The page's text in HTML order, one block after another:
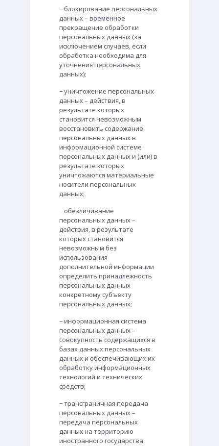
− блокирование персональных
данных – временное
прекращение обработки
персональных данных (за
исключением случаев, если
обработка необходима для
уточнения персональных
данных);
− уничтожение персональных
данных – действия, в
результате которых
становится невозможным
восстановить содержание
персональных данных в
информационной системе
персональных данных и (или) в
результате которых
уничтожаются материальные
носители персональных
данных;
− обезличивание
персональных данных –
действия, в результате
которых становится
невозможным без
использования
дополнительной информации
определить принадлежность
персональных данных
конкретному субъекту
персональных данных;
− информационная система
персональных данных –
совокупность содержащихся в
базах данных персональных
данных и обеспечивающих их
обработку информационных
технологий и технических
средств;
− трансграничная передача
персональных данных –
передача персональных
данных на территорию
иностранного государства